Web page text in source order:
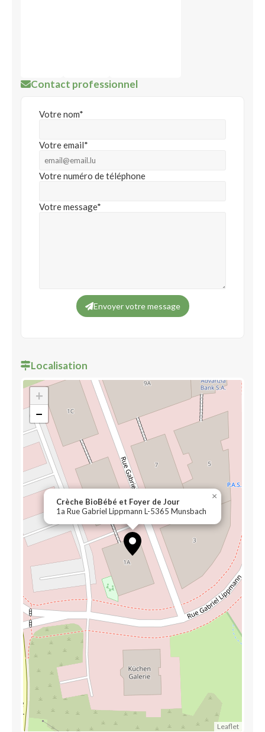
Contact professionnel
Votre nom*
Votre email*
Votre numéro de téléphone
Votre message*
Envoyer votre message
Localisation
Crèche BioBébé et Foyer de Jour
1a Rue Gabriel Lippmann L-5365 Munsbach
×
+
−
Leaflet